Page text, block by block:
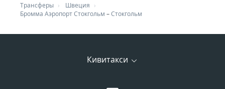
Трансферы
Швеция
Бромма Аэропорт Стокгольм –Стокгольм
Кивитакси